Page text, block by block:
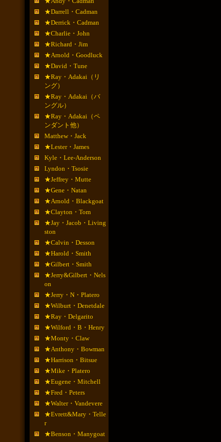
★Darrell・Cadman
★Derrick・Cadman
★Charlie・John
★Richard・Jim
★Arnold・Goodluck
★David・Tune
★Ray・Adakai（リ
ング）
★Ray・Adakai（バ
ングル）
★Ray・Adakai（ペ
ンダント他）
Matthew・Jack
★Lester・James
Kyle・Lee-Anderson
Lyndon・Tsosie
★Jeffrey・Mutte
★Gene・Natan
★Arnold・Blackgoat
★Clayton・Tom
★Jay・Jacob・Living
ston
★Calvin・Desson
★Harold・Smith
★Gilbert・Smith
★Jerry&Gilbert・Nels
on
★Jerry・N・Platero
★Wilburt・Denetdale
★Ray・Delgarito
★Wilford・B・Henry
★Monty・Claw
★Anthony・Bowman
★Harrison・Bitsue
★Mike・Platero
★Eugene・Mitchell
★Fred・Peters
★Walter・Vandevere
★Evrett&Mary・Telle
r
★Benson・Manygoat